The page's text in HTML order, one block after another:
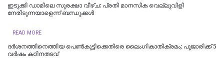
ഇടുക്കി ഡാമിലെ സുരക്ഷാ വീഴ്ച: പ്രതി മാനസിക വെല്ലുവിളി
നേരിടുന്നയാളെന്ന് ബന്ധുക്കൾ
READ MORE
ദർശനത്തിനെത്തിയ പെൺകുട്ടിക്കെതിരെ ലൈംഗികാതിക്രമം; പൂജാരിക്ക് 5
വർഷം കഠിനതടവ്